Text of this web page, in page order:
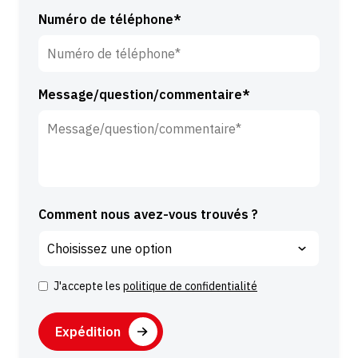
lNuméro de téléphone*
Message/question/commentaire*
Comment nous avez-vous trouvés ?
C
n
s
J'accepte les politique de confidentialité
C
A